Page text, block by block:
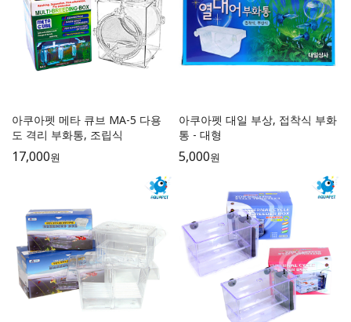
아쿠아펫 메타 큐브 MA-5 다용
도 격리 부화통, 조립식
17,000원
아쿠아펫 대일 부상, 접착식 부화
통 - 대형
5,000원